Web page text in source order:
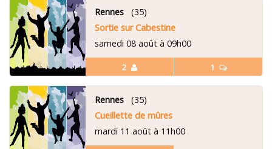
2 1
Rennes(35)
Sortie sur Cabestine
samedi 08 août à 09h00
Rennes(35)
Cueillette de mûres
mardi 11 août à 11h00